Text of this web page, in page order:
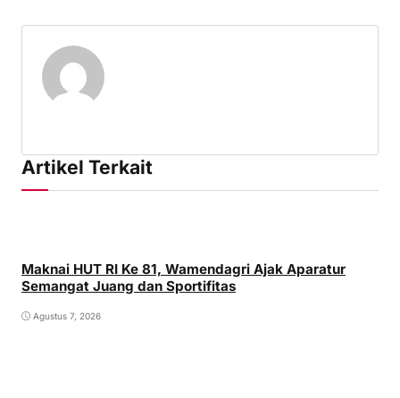
Artikel Terkait
Maknai HUT RI Ke 81, Wamendagri Ajak Aparatur
Semangat Juang dan Sportifitas
Agustus 7, 2026